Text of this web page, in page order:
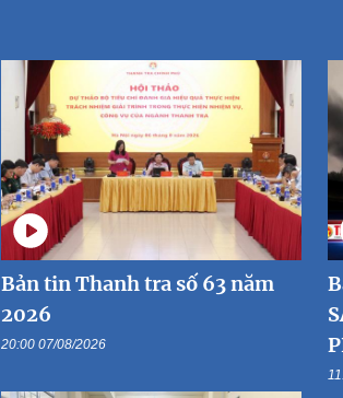
Bản tin Thanh tra số 63 năm
2026
20:00 07/08/2026